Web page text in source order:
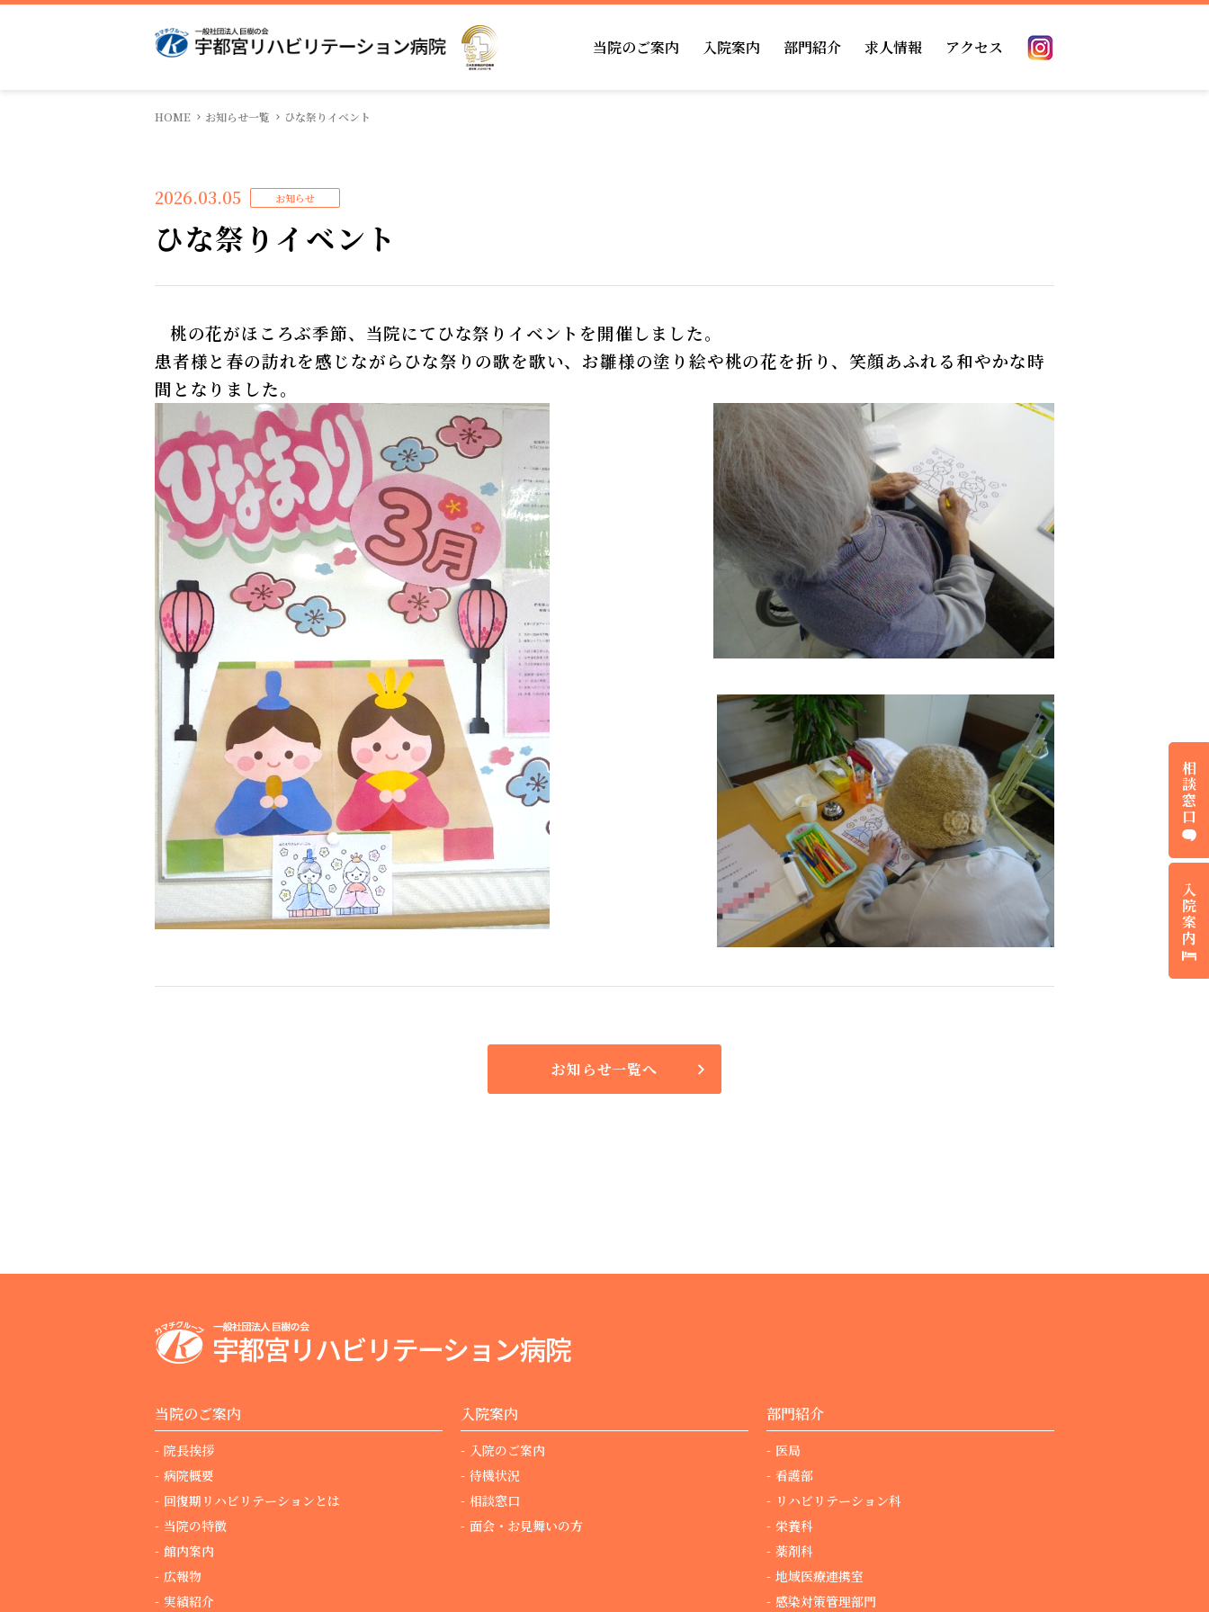
当院のご案内
広報物 実績紹介
入院案内 部門紹介
地域医療連携室 感染対策管理部門
求人情報 アクセス
HOME お知らせ一覧 ひな祭りイベント
2026.03.05 お知らせ
ひな祭りイベント
桃の花がほころぶ季節、当院にてひな祭りイベントを開催しました。
患者様と春の訪れを感じながらひな祭りの歌を歌い、お雛様の塗り絵や桃の花を折り、笑顔あふれる和やかな時
間となりました。
お知らせ一覧へ
相
談
窓
口
入
院
案
内
当院のご案内
院長挨拶
病院概要
回復期リハビリテーションとは
当院の特徴
館内案内
広報物
実績紹介
入院案内
入院のご案内
待機状況
相談窓口
面会・お見舞いの方
部門紹介
医局
看護部
リハビリテーション科
栄養科
薬剤科
地域医療連携室
感染対策管理部門